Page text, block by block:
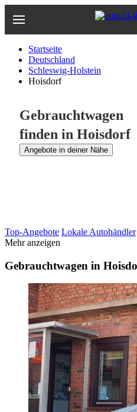
Hauptinhalt
Startseite
Deutschland
Schleswig-Holstein
Hoisdorf
Gebrauchtwagen
finden in Hoisdorf
Angebote in deiner Nähe
Top-Angebote Lokale Autohändler
Mehr anzeigen
Gebrauchtwagen in